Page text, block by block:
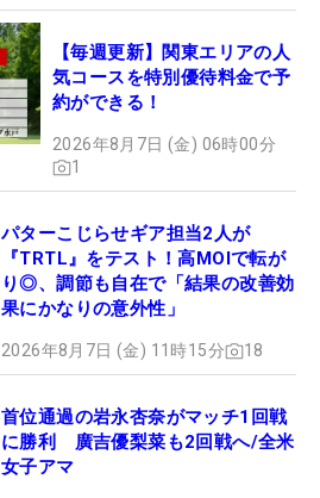
【毎週更新】関東エリアの人
気コースを特別優待料金で予
約ができる！
2026年8月7日 (金) 06時00分
1
パターこじらせギア担当2人が
『TRTL』をテスト！高MOIで転が
り◎、調節も自在で「結果の改善効
果にかなりの意外性」
2026年8月7日 (金) 11時15分 18
首位通過の岩永杏奈がマッチ1回戦
に勝利 廣吉優梨菜も2回戦へ/全米
女子アマ